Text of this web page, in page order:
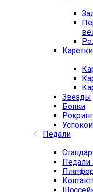
Каретки
Звезды
Бонки
Педали
Педали